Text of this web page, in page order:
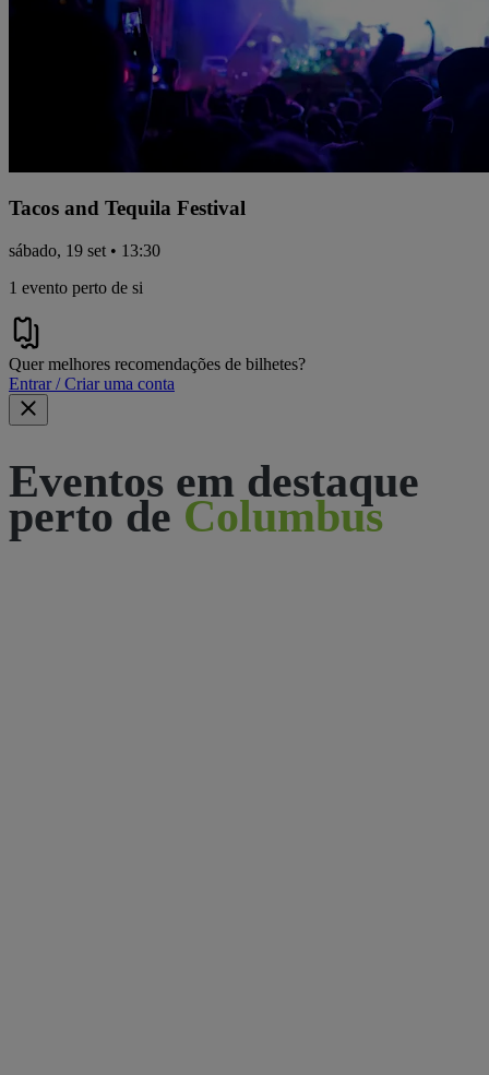
Tacos and Tequila Festival
sábado, 19 set • 13:30
1 evento perto de si
Quer melhores recomendações de bilhetes?
Entrar / Criar uma conta
Eventos em destaque
perto de Columbus